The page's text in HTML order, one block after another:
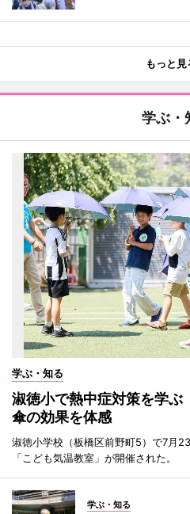
もっと見
学ぶ・
学ぶ・知る
淑徳小で熱中症対策を学
傘の効果を体感
淑徳小学校（板橋区前野町5）で7月
「こども気温教室」が開催された。
学ぶ・知る